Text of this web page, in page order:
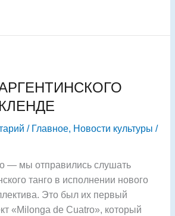
/ Главное, Новости культуры /
— мы отправились слушать
танго в исполнении нового
Это был их первый
«Milonga de Cuatro», который